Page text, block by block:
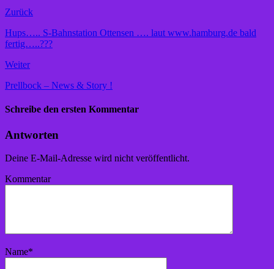
Zurück
Hups….. S-Bahnstation Ottensen …. laut www.hamburg.de bald
fertig…..???
Weiter
Prellbock – News & Story !
Schreibe den ersten Kommentar
Antworten
Deine E-Mail-Adresse wird nicht veröffentlicht.
Kommentar
Name*